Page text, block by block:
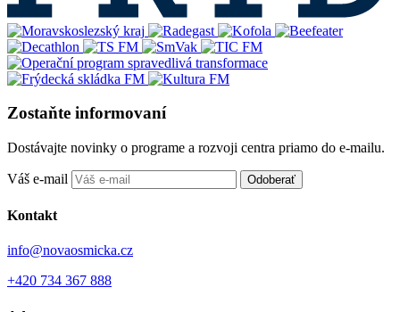
Zostaňte informovaní
Dostávajte novinky o programe a rozvoji centra priamo do e-mailu.
Váš e-mail Odoberať
Kontakt
info@novaosmicka.cz
+420 734 367 888